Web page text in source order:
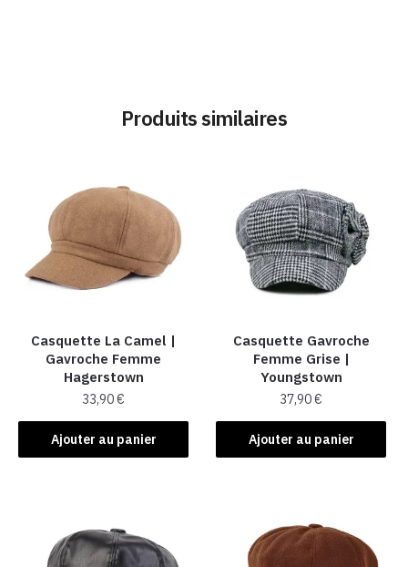
Produits similaires
Casquette La Camel​ |
Gavroche Femme
Hagerstown
33,90€
Ajouter au panier
Casquette Gavroche
Femme Grise​ |
Youngstown
37,90€
Ajouter au panier